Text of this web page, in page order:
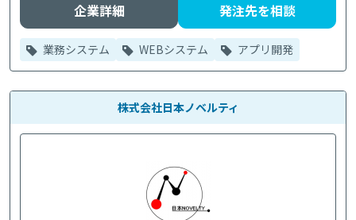
企業詳細 発注先を相談
業務システム WEBシステム アプリ開発
株式会社日本ノベルティ